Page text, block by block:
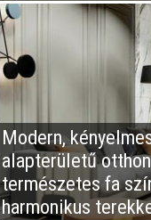
Modern,
alapterületű otthon
természetes fa
harmonikus